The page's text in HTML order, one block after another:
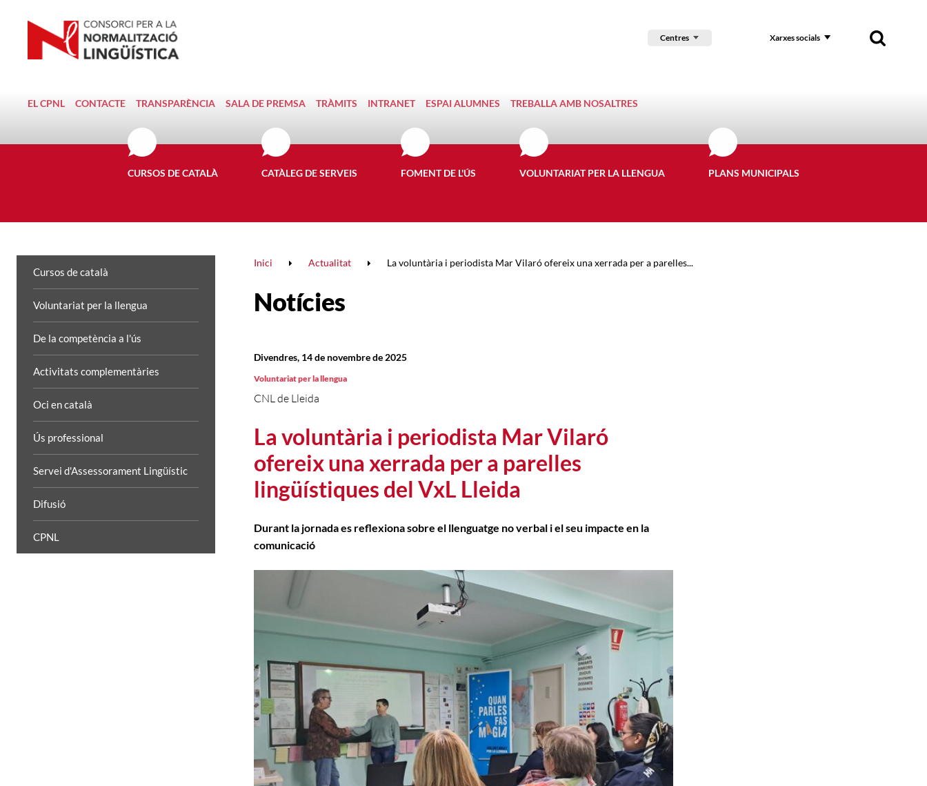
Centres Xarxes socials
EL CPNL CONTACTE TRANSPARÈNCIA SALA DE PREMSA TRÀMITS INTRANET ESPAI ALUMNES TREBALLA AMB NOSALTRES
CURSOS DE CATALÀ CATÀLEG DE SERVEIS FOMENT DE L'ÚS VOLUNTARIAT PER LA LLENGUA PLANS MUNICIPALS
Cursos de català
Voluntariat per la llengua
De la competència a l'ús
Activitats complementàries
Oci en català
Ús professional
Servei d'Assessorament Lingüístic
Difusió
CPNL
Inici Actualitat La voluntària i periodista Mar Vilaró ofereix una xerrada per a parelles...
Notícies
La voluntària i periodista Mar Vilaró
ofereix una xerrada per a parelles
lingüístiques del VxL Lleida
CNL de Lleida
Divendres, 14 de novembre de 2025
Voluntariat per la llengua
Durant la jornada es reflexiona sobre el llenguatge no verbal i el seu impacte en la
comunicació